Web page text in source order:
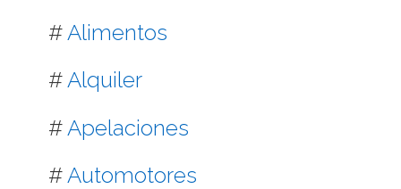
#Alimentos
#Alquiler
# Apelaciones
# Automotores